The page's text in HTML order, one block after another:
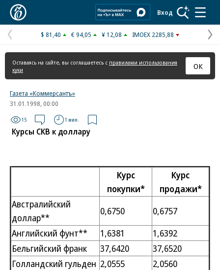
Вход
Предыдущая
страница
$ 81,40 € 94,05 ¥ 12,08 IMOEX 2285,88
Оставаясь на сайте, вы соглашаетесь с правилами использования
куки
ОК
Газета «Коммерсантъ»
31.01.1998, 00:00
15 1 мин.
Курсы СКВ к доллару
Курс
покупки*
Курс
продажи*
Австралийский
доллар**
0,6750
0,6757
Английский фунт**
1,6381
1,6392
Бельгийский франк
37,6420
37,6520
Голландский гульден 2,0555
2,0560